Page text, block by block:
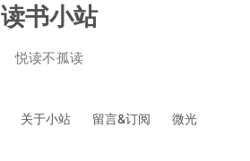
读书小站
悦读不孤读
关于小站 留言&订阅 微光